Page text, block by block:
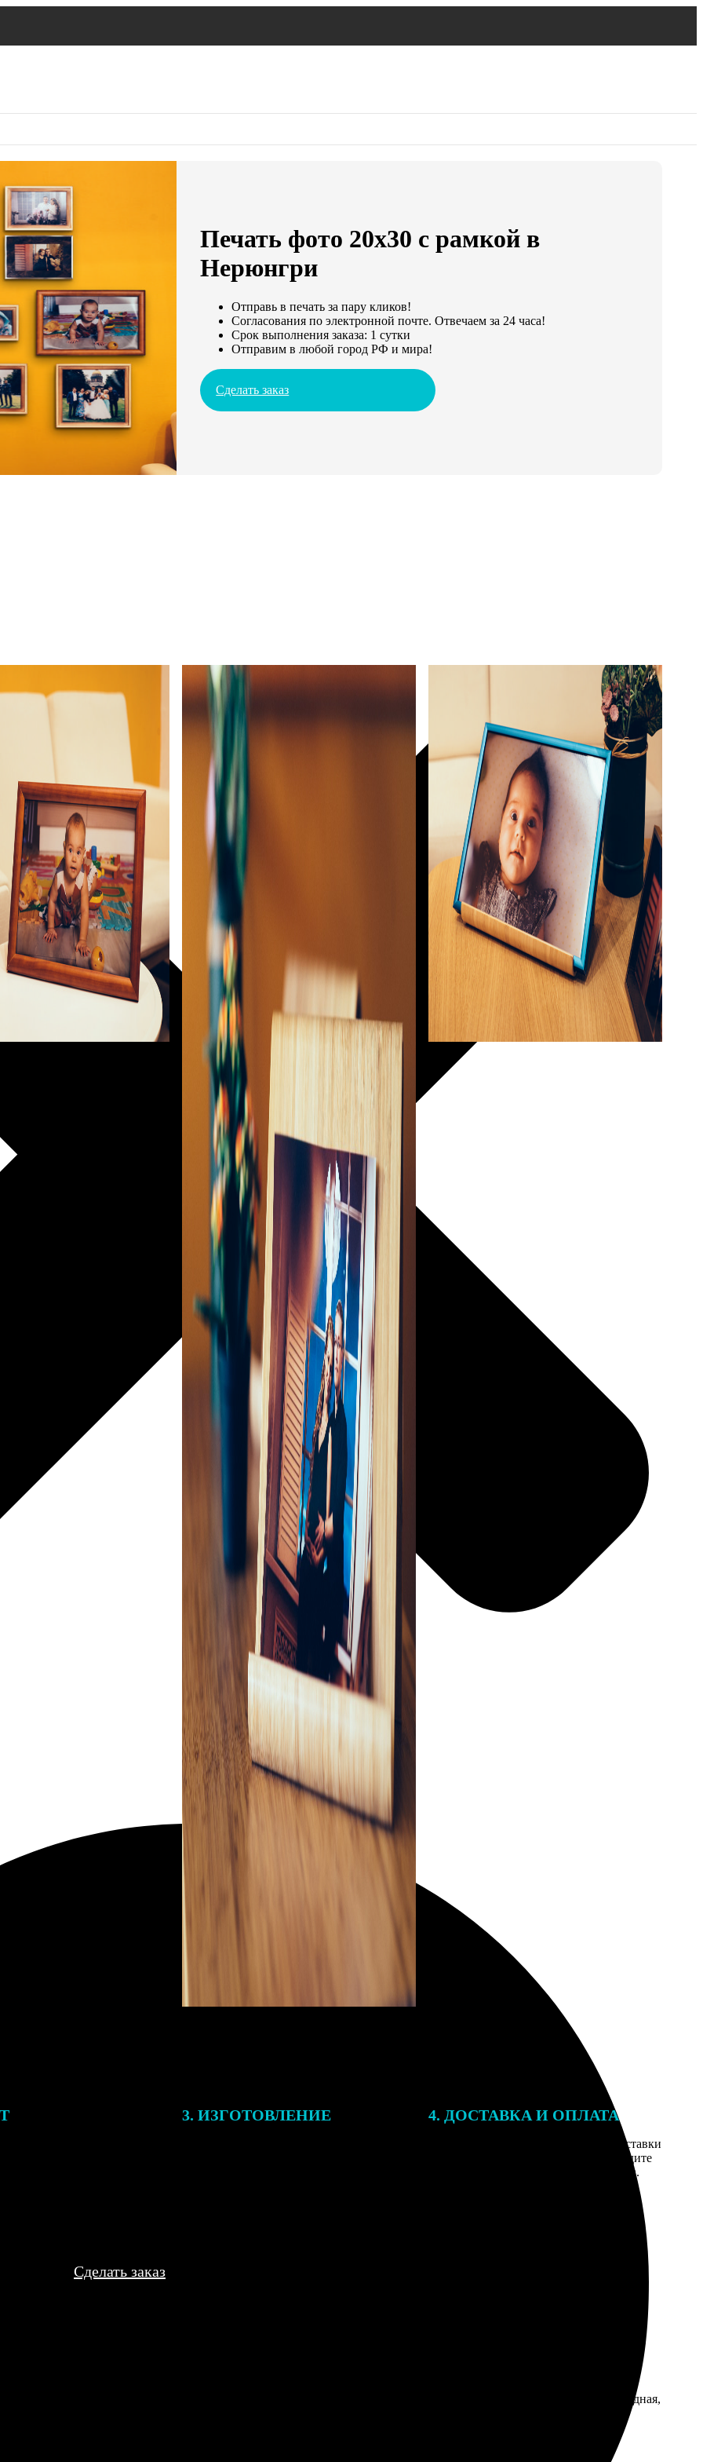
Печать фото 20х30 с рамкой в
Нерюнгри
Отправь в печать за пару кликов!
Согласования по электронной почте. Отвечаем за 24 часа!
Срок выполнения заказа: 1 сутки
Отправим в любой город РФ и мира!
Сделать заказ
3. ИЗГОТОВЛЕНИЕ 4. ДОСТАВКА И ОПЛАТА
Введите адрес и выберите способ доставки
заказа. Если у вас есть промокод, введите
его в специальное поле для промокода.
Сделать заказ
семьи. Пришлось звонить в поддержку, чтобы уточнить вёрстку. Помогли, всё поправили. Книга получилась солидная,